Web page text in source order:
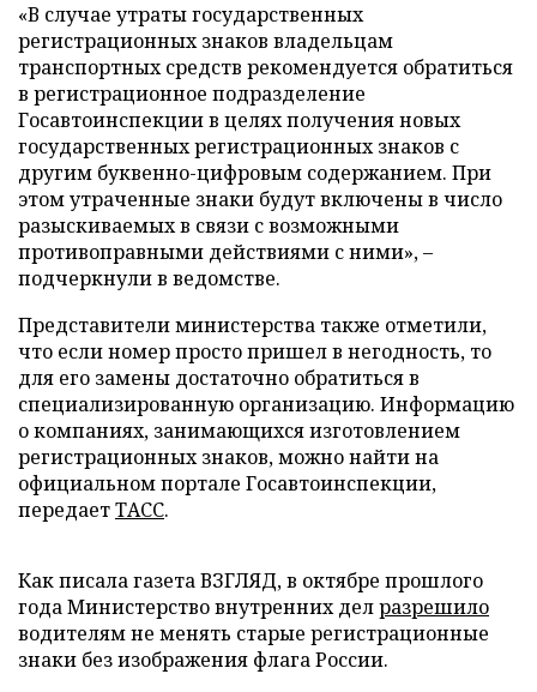
«В случае утраты государственных
регистрационных знаков владельцам
транспортных средств рекомендуется обратиться
в регистрационное подразделение
Госавтоинспекции в целях получения новых
государственных регистрационных знаков с
другим буквенно-цифровым содержанием. При
этом утраченные знаки будут включены в число
разыскиваемых в связи с возможными
противоправными действиями с ними», –
подчеркнули в ведомстве.
Представители министерства также отметили,
что если номер просто пришел в негодность, то
для его замены достаточно обратиться в
специализированную организацию. Информацию
о компаниях, занимающихся изготовлением
регистрационных знаков, можно найти на
официальном портале Госавтоинспекции,
передаетТАСС.
Как писала газета ВЗГЛЯД, в октябре прошлого
года Министерство внутренних делразрешило
водителям не менять старые регистрационные
знаки без изображения флага России.